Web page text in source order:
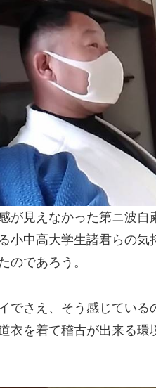
が見えなかった第ニ波
小中高大学生諸君らの
のであろう。
でさえ、そう感じてい
衣を着て稽古が出来る